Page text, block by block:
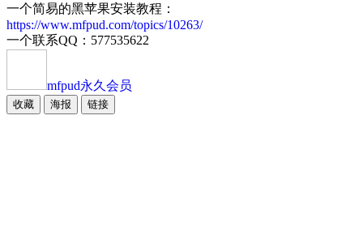
一个简易的黑苹果安装教程：
https://www.mfpud.com/topics/10263/
一个联系QQ：577535622
mfpud永久会员
收藏 海报 链接